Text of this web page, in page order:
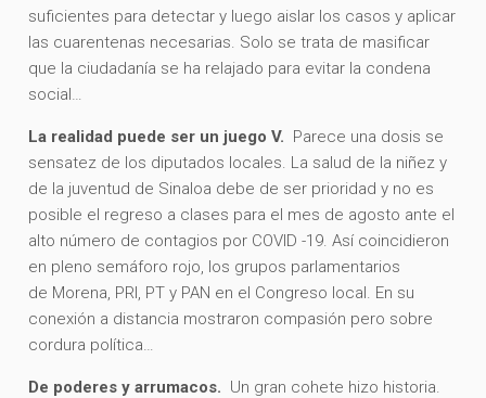
suficientes para detectar y luego aislar los casos y aplicar
las cuarentenas necesarias. Solo se trata de masificar
que la ciudadanía se ha relajado para evitar la condena
social…
La realidad puede ser un juego V. Parece una dosis se
sensatez de los diputados locales. La salud de la niñez y
de la juventud de Sinaloa debe de ser prioridad y no es
posible el regreso a clases para el mes de agosto ante el
alto número de contagios por COVID -19. Así coincidieron
en pleno semáforo rojo, los grupos parlamentarios
de Morena, PRI, PT y PAN en el Congreso local. En su
conexión a distancia mostraron compasión pero sobre
cordura política…
De poderes y arrumacos. Un gran cohete hizo historia.